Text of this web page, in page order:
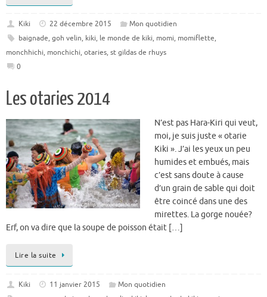
Kiki 22 décembre 2015
Mon quotidien
baignade, goh velin, kiki, le monde de kiki, momi, momiflette,
monchhichi, monchichi, otaries, st gildas de rhuys
0
Les otaries 2014
N’est pas Hara-Kiri qui veut,
moi, je suis juste « otarie
Kiki ». J’ai les yeux un peu
humides et embués, mais
c’est sans doute à cause
d’un grain de sable qui doit
être coincé dans une des
mirettes. La gorge nouée?
Erf, on va dire que la soupe de poisson était […]
Lire la suite
Kiki 11 janvier 2015
Mon quotidien